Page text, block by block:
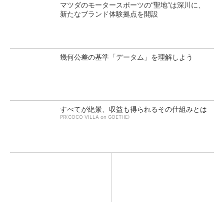
マツダのモータースポーツの“聖地”は深川に、
新たなブランド体験拠点を開設
幾何公差の基準「データム」を理解しよう
すべてが絶景、収益も得られるその仕組みとは
PR(COCO VILLA on GOETHE)